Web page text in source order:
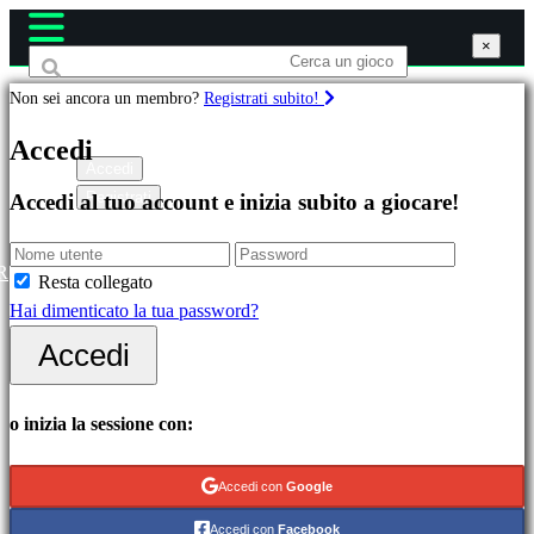
Giochi
In
evidenza
Novità
to
Play
di
Registrati
×
Non sei ancora un membro? Registrati subito!
Accedi
Accedi al tuo account e inizia subito a giocare!
Resta collegato
Hai dimenticato la tua password?
Accedi
o inizia la sessione con:
Accedi con Google
Accedi con Facebook
×
×